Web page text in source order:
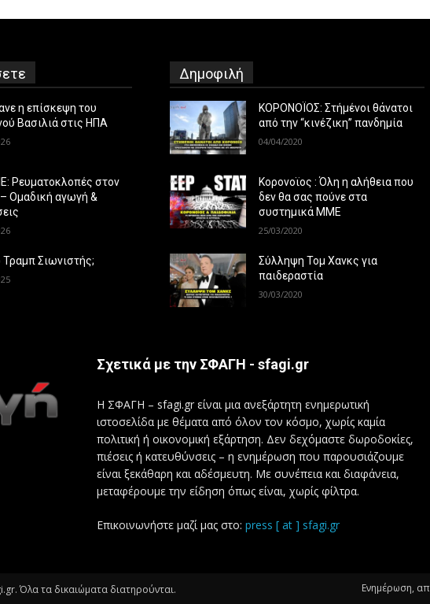
η επίσκεψη του
Βασιλιά στις ΗΠΑ
Ρευματοκλοπές στον
– Ομαδική αγωγή &
Τραμπ Σιωνιστής;
Δημοφιλή
ΚΟΡΟΝΟΪΟΣ: Στήμένοι θάνατοι
από την “κινέζικη” πανδημία
04/04/2020
Κορονοϊος : Όλη η αλήθεια που
δεν θα σας πούνε στα
συστημικά ΜΜΕ
25/03/2020
Σύλληψη Τομ Χανκς για
παιδεραστία
30/03/2020
Σχετικά με την ΣΦΑΓΗ - sfagi.gr
Η ΣΦΑΓΗ – sfagi.gr είναι μια ανεξάρτητη ενημερωτική
ιστοσελίδα με θέματα από όλον τον κόσμο, χωρίς καμία
πολιτική ή οικονομική εξάρτηση. Δεν δεχόμαστε δωροδοκίες,
πιέσεις ή κατευθύνσεις – η ενημέρωση που παρουσιάζουμε
είναι ξεκάθαρη και αδέσμευτη. Με συνέπεια και διαφάνεια,
μεταφέρουμε την είδηση όπως είναι, χωρίς φίλτρα.
Επικοινωνήστε μαζί μας στο: press [ at ] sfagi.gr
Όλα τα δικαιώματα διατηρούνται. Ενημέρωση,